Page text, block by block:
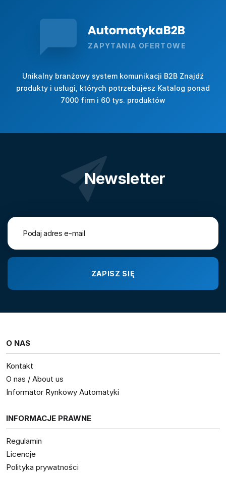
ZAPYTANIA OFERTOWE
Unikalny branżowy system komunikacji B2B Znajdź
produkty i usługi, których potrzebujesz Katalog ponad
7000 firm i 60 tys. produktów
Newsletter
O NAS
Kontakt
O nas / About us
Informator Rynkowy Automatyki
INFORMACJE PRAWNE
Regulamin
Licencje
Polityka prywatności